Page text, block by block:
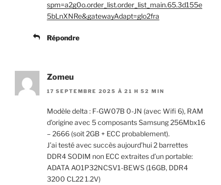
spm=a2g0o.order_list.order_list_main.65.3d155e
5bLnXNRe&gatewayAdapt=glo2fra
Répondre
Zomeu
17 SEPTEMBRE 2025 À 21 H 52 MIN
Modèle delta : F-GW07B 0-JN (avec Wifi 6), RAM
d’origine avec 5 composants Samsung 256Mbx16
– 2666 (soit 2GB + ECC probablement).
J’ai testé avec succès aujourd’hui 2 barrettes
DDR4 SODIM non ECC extraites d’un portable:
ADATA AO1P32NCSV1-BEWS (16GB, DDR4
3200 CL22 1.2V)